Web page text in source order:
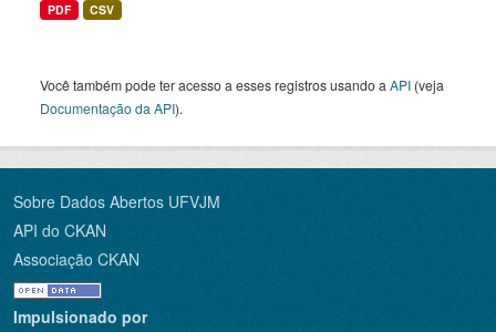
PDF CSV
Você também pode ter acesso a esses registros usando a API (veja
Documentação da API).
Sobre Dados Abertos UFVJM
API do CKAN
Associação CKAN
Impulsionado por